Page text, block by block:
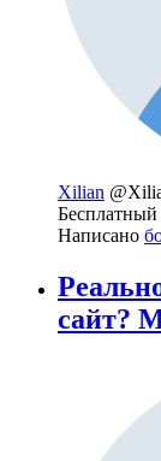
Xilian
Бесплатный
Написано
сайт?